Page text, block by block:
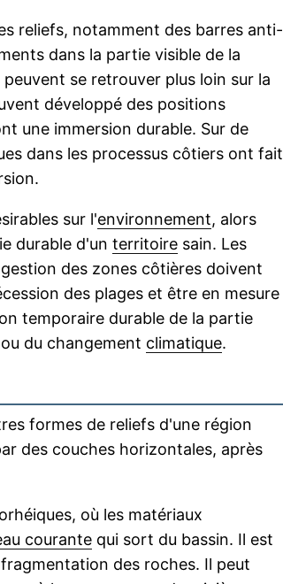
reliefs, notamment des barres anti-
dans la partie visible de la
se retrouver plus loin sur la
développé des positions
une immersion durable. Sur de
dans les processus côtiers ont fait
sur l'environnement, alors
durable d'un territoire sain. Les
des zones côtières doivent
des plages et être en mesure
temporaire durable de la partie
du changement climatique.
formes de reliefs d'une région
des couches horizontales, après
où les matériaux
courante qui sort du bassin. Il est
des roches. Il peut